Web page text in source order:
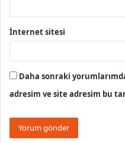
İnternet sitesi
Daha sonraki
adresim ve site adresim bu